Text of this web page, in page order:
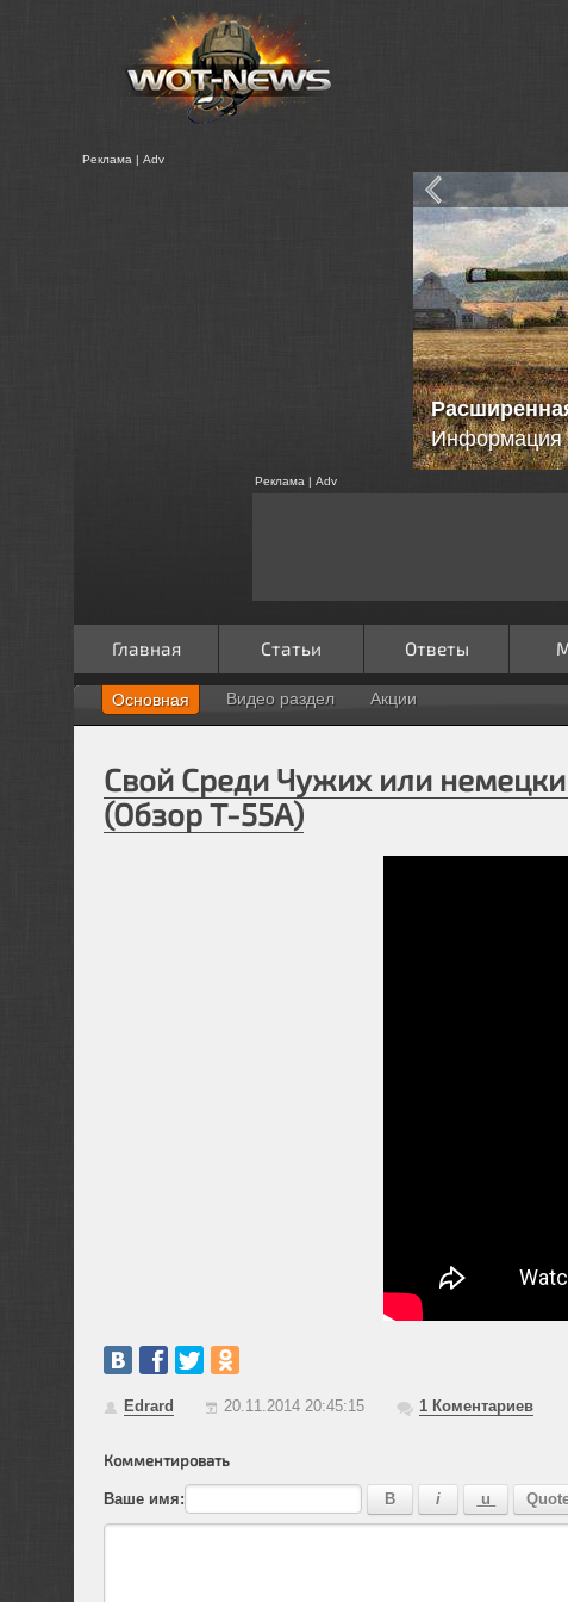
Реклама | Adv
Танковые
в
Реклама | Adv
Главная Статьи Ответы
Основная Видео раздел Акции
Свой Среди Чужих или
(Обзор Т-55А)
Edrard 20.11.2014 20:45:15 1Коментариев
Комментировать
Ваше имя: